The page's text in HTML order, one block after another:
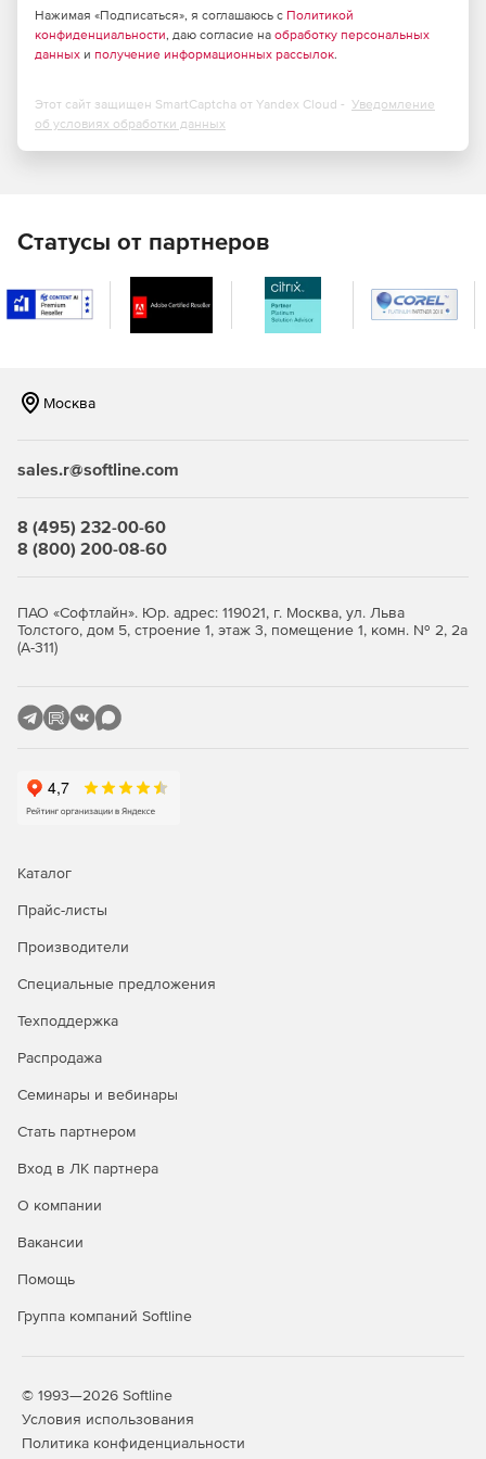
в зонах ОПС с учетом алгоритма принятия решений о
пожаре и решетки расстановки (СП 484.1311500.2020);
конструирование и компоновка кабельных
получение оформленных планов, разрезов и сечений
на кабельные конструкции;
получение структурных схем;
рамками, штампами, эмблемами и т. п.(в форматах MS
интеграция с программным комплексом для
объектов CADLib Модель и Архив.
Нажимая «Подписаться», я соглашаюсь с Политикой
конфиденциальности, даю согласие на обработку персональных
данных и получение информационных рассылок.
Этот сайт защищен SmartCaptcha от Yandex Cloud - Уведомление
об условиях обработки данных
Статусы от партнеров
Москва
sales.r@softline.com
8 (495) 232-00-60
8 (800) 200-08-60
ПАО «Софтлайн». Юр. адрес: 119021, г. Москва, ул. Льва
Толстого, дом 5, строение 1, этаж 3, помещение 1, комн. № 2, 2а
(А-311)
Каталог
Прайс-листы
Производители
Специальные предложения
Техподдержка
Распродажа
Семинары и вебинары
Стать партнером
Вход в ЛК партнера
О компании
Вакансии
Помощь
Группа компаний Softline
© 1993—2026 Softline
Условия использования
Политика конфиденциальности